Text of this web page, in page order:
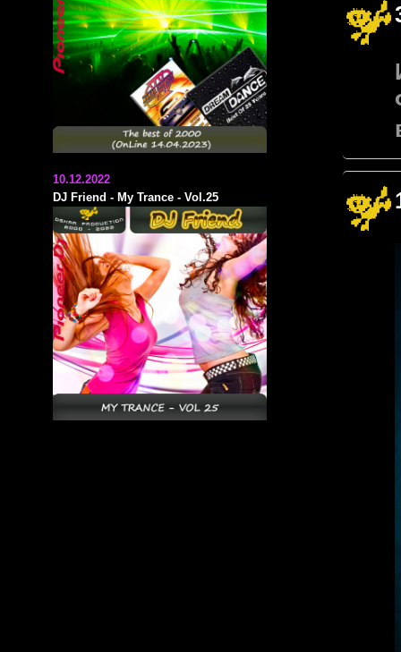
10.12.2022
DJ Friend - My Trance - Vol.25